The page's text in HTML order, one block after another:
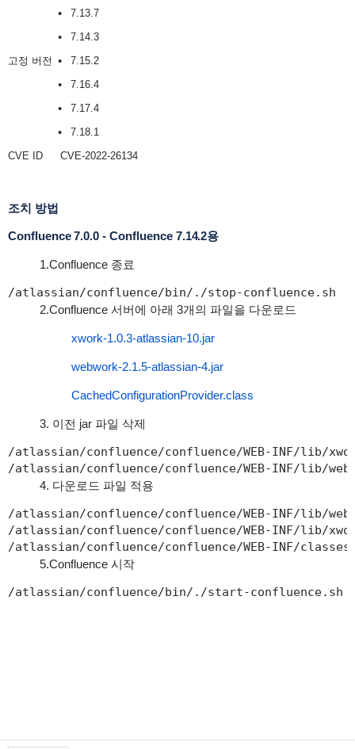
고정 버전
7.13.7
7.14.3
7.15.2
7.16.4
7.17.4
7.18.1
CVE ID
CVE-2022-26134
조치 방법
Confluence 7.0.0 - Confluence 7.14.2용
1.Confluence 종료
/atlassian/confluence/bin/./stop-confluence.sh
2.Confluence 서버에 아래 3개의 파일을 다운로드
xwork-1.0.3-atlassian-10.jar
webwork-2.1.5-atlassian-4.jar
CachedConfigurationProvider.class
3. 이전 jar 파일 삭제
/atlassian/confluence/confluence/WEB-INF/lib/
/atlassian/confluence/confluence/WEB-INF/lib/
4. 다운로드 파일 적용
/atlassian/confluence/confluence/WEB-INF/lib/
/atlassian/confluence/confluence/WEB-INF/lib/
/atlassian/confluence/confluence/WEB-INF/
5.Confluence 시작
/atlassian/confluence/bin/./start-confluence.sh